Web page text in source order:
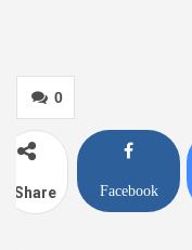
0
Share Facebook